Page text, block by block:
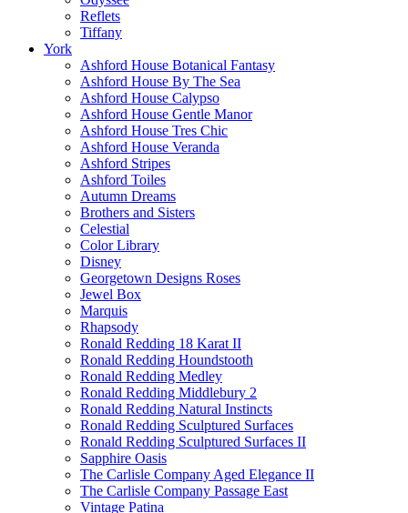
Reflets
Tiffany
York
Ashford House Botanical Fantasy
Ashford House By The Sea
Ashford House Calypso
Ashford House Gentle Manor
Ashford House Tres Chic
Ashford House Veranda
Ashford Stripes
Ashford Toiles
Autumn Dreams
Brothers and Sisters
Celestial
Color Library
Disney
Georgetown Designs Roses
Jewel Box
Marquis
Rhapsody
Ronald Redding 18 Karat II
Ronald Redding Houndstooth
Ronald Redding Medley
Ronald Redding Middlebury 2
Ronald Redding Natural Instincts
Ronald Redding Sculptured Surfaces
Ronald Redding Sculptured Surfaces II
Sapphire Oasis
The Carlisle Company Aged Elegance II
The Carlisle Company Passage East
Vintage Patina